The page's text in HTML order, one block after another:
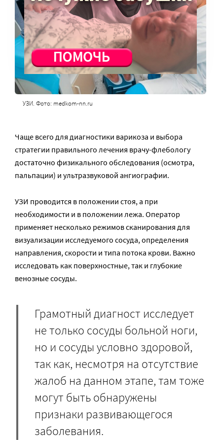
УЗИ. Фото: medkom-nn.ru
Чаще всего для диагностики варикоза и выбора
стратегии правильного лечения врачу-флебологу
достаточно физикального обследования (осмотра,
пальпации) и ультразвуковой ангиографии.
УЗИ проводится в положении стоя, а при
необходимости и в положении лежа. Оператор
применяет несколько режимов сканирования для
визуализации исследуемого сосуда, определения
направления, скорости и типа потока крови. Важно
исследовать как поверхностные, так и глубокие
венозные сосуды.
Грамотный диагност исследует
не только сосуды больной ноги,
но и сосуды условно здоровой,
так как, несмотря на отсутствие
жалоб на данном этапе, там тоже
могут быть обнаружены
признаки развивающегося
заболевания.